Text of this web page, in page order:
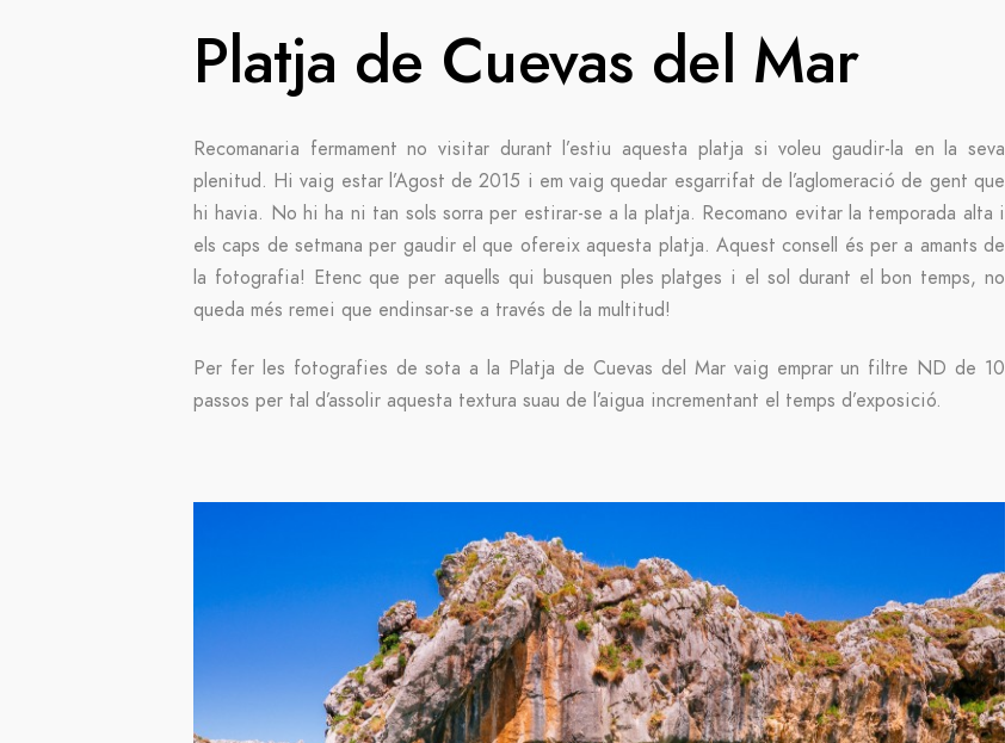
Platja de Cuevas del Mar
Recomanaria fermament no visitar durant l’estiu aquesta platja si voleu gaudir-la en la seva
plenitud. Hi vaig estar l’Agost de 2015 i em vaig quedar esgarrifat de l’aglomeració de gent que
hi havia. No hi ha ni tan sols sorra per estirar-se a la platja. Recomano evitar la temporada alta i
els caps de setmana per gaudir el que ofereix aquesta platja. Aquest consell és per a amants de
la fotografia! Etenc que per aquells qui busquen ples platges i el sol durant el bon temps, no
queda més remei que endinsar-se a través de la multitud!
Per fer les fotografies de sota a la Platja de Cuevas del Mar vaig emprar un filtre ND de 10
passos per tal d’assolir aquesta textura suau de l’aigua incrementant el temps d’exposició.